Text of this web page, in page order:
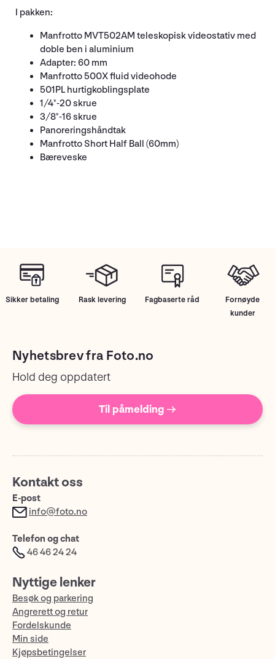
I pakken:
Manfrotto MVT502AM teleskopisk videostativ med
doble ben i aluminium
Adapter: 60 mm
Manfrotto 500X fluid videohode
501PL hurtigkoblingsplate
1/4"-20 skrue
3/8"-16 skrue
Panoreringshåndtak
Manfrotto Short Half Ball (60mm)
Bæreveske
Sikker betaling Rask levering Fagbaserte råd
Fornøyde
kunder
Nyhetsbrev fra Foto.no
Hold deg oppdatert
Til påmelding →
Kontakt oss
E-post
info@foto.no
Telefon og chat
46 46 24 24
Nyttige lenker
Besøk og parkering
Angrerett og retur
Fordelskunde
Min side
Kjøpsbetingelser